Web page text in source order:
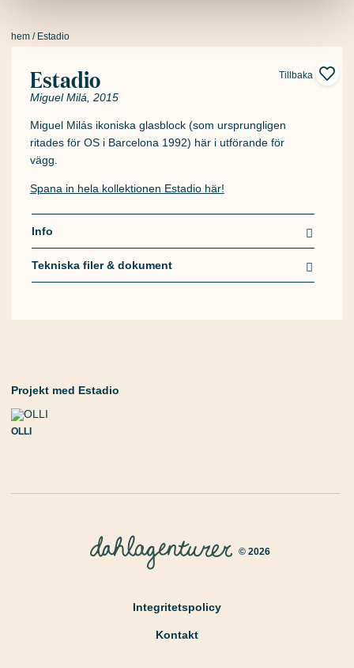
hem / Estadio
Estadio Tillbaka
Miguel Milá, 2015
Miguel Milás ikoniska glasblock (som ursprungligen
ritades för OS i Barcelona 1992) här i utförande för
vägg.
Spana in hela kollektionen Estadio här!
Info
Tekniska filer & dokument
Projekt med Estadio
OLLI
Integritetspolicy
Kontakt
© 2026